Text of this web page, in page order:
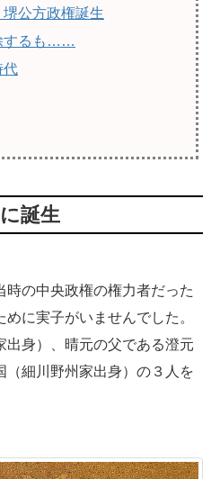
公方政権誕生
するも……
代
誕生
時の中央政権の権力者だった
に実子がいませんでした。
出身）、晴元の父である澄元
（細川野州家出身）の３人を